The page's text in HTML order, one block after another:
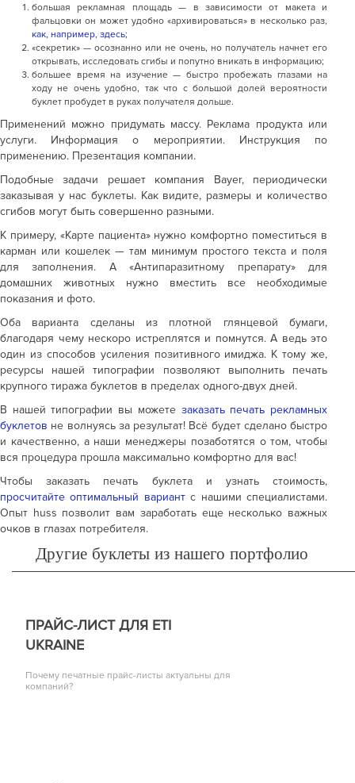
большая рекламная площадь — в зависимости от макета и
фальцовки он может удобно «архивироваться» в несколько раз,
как, например, здесь;
«секретик» — осознанно или не очень, но получатель начнет его
открывать, исследовать сгибы и попутно вникать в информацию;
большее время на изучение — быстро пробежать глазами на
ходу не очень удобно, так что с большой долей вероятности
буклет пробудет в руках получателя дольше.
Применений можно придумать массу. Реклама продукта или
услуги. Информация о мероприятии. Инструкция по
применению. Презентация компании.
Подобные задачи решает компания Bayer, периодически
заказывая у нас буклеты. Как видите, размеры и количество
сгибов могут быть совершенно разными.
К примеру, «Карте пациента» нужно комфортно поместиться в
карман или кошелек — там минимум простого текста и поля
для заполнения. А «Антипаразитному препарату» для
домашних животных нужно вместить все необходимые
показания и фото.
Оба варианта сделаны из плотной глянцевой бумаги,
благодаря чему нескоро истреплятся и помнутся. А ведь это
один из способов усиления позитивного имиджа. К тому же,
ресурсы нашей типографии позволяют выполнить печать
крупного тиража буклетов в пределах одного-двух дней.
В нашей типографии вы можете заказать печать рекламных
буклетов не волнуясь за результат! Всё будет сделано быстро
и качественно, а наши менеджеры позаботятся о том, чтобы
вся процедура прошла максимально комфортно для вас!
Чтобы заказать печать буклета и узнать стоимость,
просчитайте оптимальный вариантс нашими специалистами.
Опыт huss позволит вам заработать еще несколько важных
очков в глазах потребителя.
Другие буклеты из нашего портфолио
ПРАЙС-ЛИСТ ДЛЯ ETI
UKRAINE
Почему печатные прайс-листы актуальны для
компаний?